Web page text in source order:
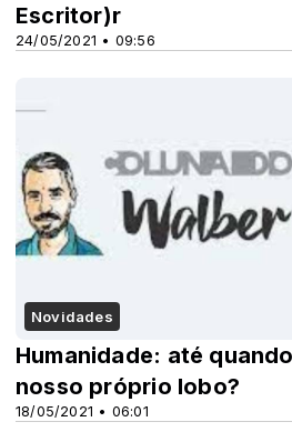
24/05/2021 • 09:56
Escritor)r
Novidades
18/05/2021 • 06:01
Humanidade: até
nosso próprio lobo?